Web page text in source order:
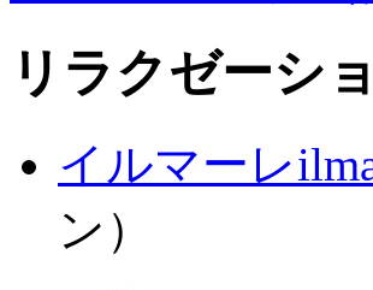
リラクゼーシ
イルマーレ
ン）